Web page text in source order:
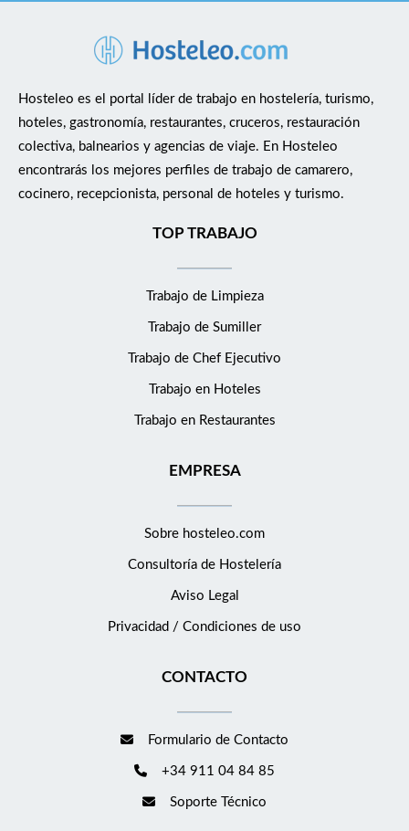
Hosteleo es el portal líder de trabajo en hostelería, turismo,
hoteles, gastronomía, restaurantes, cruceros, restauración
colectiva, balnearios y agencias de viaje. En Hosteleo
encontrarás los mejores perfiles de trabajo de camarero,
cocinero, recepcionista, personal de hoteles y turismo.
TOP TRABAJO
Trabajo de Limpieza
Trabajo de Sumiller
Trabajo de Chef Ejecutivo
Trabajo en Hoteles
Trabajo en Restaurantes
EMPRESA
Sobre hosteleo.com
Consultoría de Hostelería
Aviso Legal
Privacidad / Condiciones de uso
CONTACTO
Formulario de Contacto
+34 911 04 84 85
Soporte Técnico